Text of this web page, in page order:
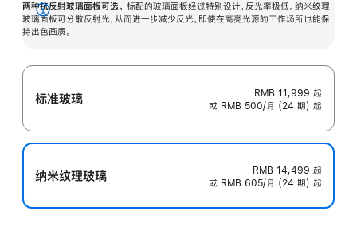
两种抗反射玻璃面板可选。 标配的玻璃面板经过特别设计，反光率极低。纳米纹理
玻璃面板可分散反射光，从而进一步减少反光，即使在高亮光源的工作场所也能保
持出色画质。
展
开
标准玻璃 RMB 11,999 起
或 RMB 500/月 (24 期) 起
纳米纹理玻璃 RMB 14,499 起
或 RMB 605/月 (24 期) 起